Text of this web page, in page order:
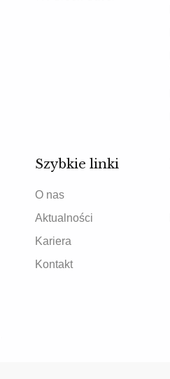
Szybkie linki
O nas
Aktualności
Kariera
Kontakt